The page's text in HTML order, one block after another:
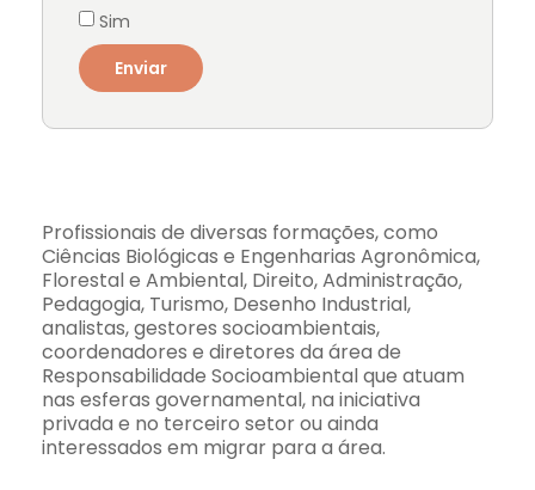
Sim
Enviar
Profissionais de diversas formações, como
Ciências Biológicas e Engenharias Agronômica,
Florestal e Ambiental, Direito, Administração,
Pedagogia, Turismo, Desenho Industrial,
analistas, gestores socioambientais,
coordenadores e diretores da área de
Responsabilidade Socioambiental que atuam
nas esferas governamental, na iniciativa
privada e no terceiro setor ou ainda
interessados em migrar para a área.